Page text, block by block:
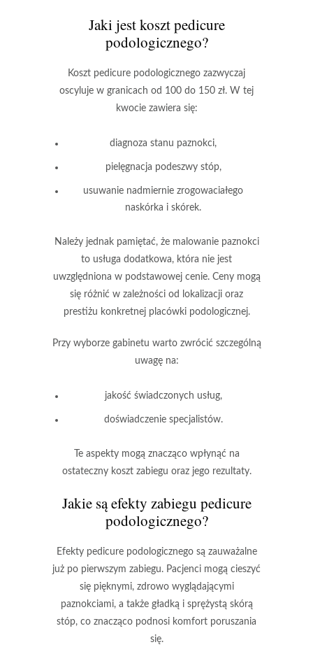
Jaki jest koszt pedicure
podologicznego?
Koszt pedicure podologicznego zazwyczaj
oscyluje w granicach od 100 do 150 zł. W tej
kwocie zawiera się:
diagnoza stanu paznokci,
pielęgnacja podeszwy stóp,
usuwanie nadmiernie zrogowaciałego
naskórka i skórek.
Należy jednak pamiętać, że malowanie paznokci
to usługa dodatkowa, która nie jest
uwzględniona w podstawowej cenie. Ceny mogą
się różnić w zależności od lokalizacji oraz
prestiżu konkretnej placówki podologicznej.
Przy wyborze gabinetu warto zwrócić szczególną
uwagę na:
jakość świadczonych usług,
doświadczenie specjalistów.
Te aspekty mogą znacząco wpłynąć na
ostateczny koszt zabiegu oraz jego rezultaty.
Jakie są efekty zabiegu pedicure
podologicznego?
Efekty pedicure podologicznegosą zauważalne
już po pierwszym zabiegu. Pacjenci mogą cieszyć
się pięknymi, zdrowo wyglądającymi
paznokciami, a także gładką i sprężystą skórą
stóp, co znacząco podnosi komfort poruszania
się.